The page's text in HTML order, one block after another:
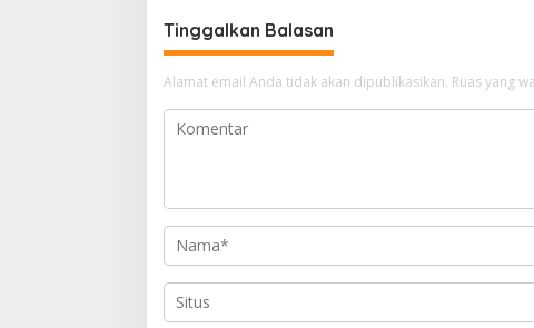
Tinggalkan Balasan
Alamat email Anda tidak akan dipublikasikan. Ruas yang